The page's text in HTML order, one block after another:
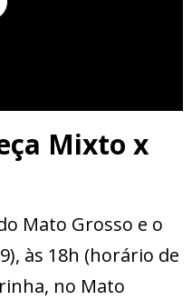
Mixto x
Mato Grosso e o
às 18h (horário de
no Mato